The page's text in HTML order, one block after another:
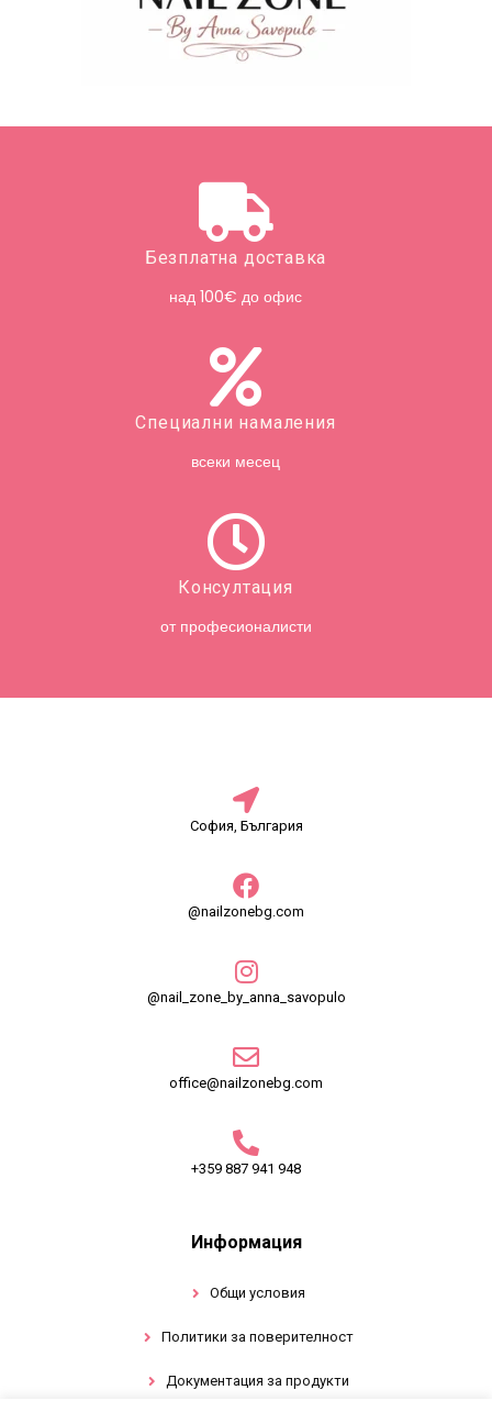
Безплатна доставка
над 100€ до офис
Специални намаления
всеки месец
Консултация
от професионалисти
София, България
@nailzonebg.com
@nail_zone_by_anna_savopulo
office@nailzonebg.com
+359 887 941 948
Информация
Общи условия
Политики за поверителност
Документация за продукти